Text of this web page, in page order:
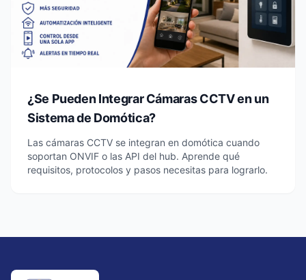
¿Se Pueden Integrar Cámaras CCTV en un
Sistema de Domótica?
Las cámaras CCTV se integran en domótica cuando
soportan ONVIF o las API del hub. Aprende qué
requisitos, protocolos y pasos necesitas para lograrlo.